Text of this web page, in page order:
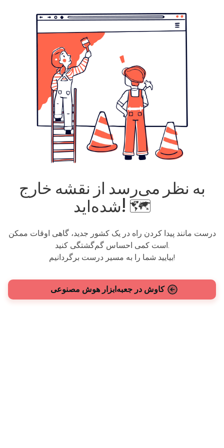
به نظر می‌رسد از نقشه خارج
شده‌اید! 🗺️
درست مانند پیدا کردن راه در یک کشور جدید، گاهی اوقات ممکن
است کمی احساس گم‌گشتگی کنید.
بیایید شما را به مسیر درست برگردانیم!
کاوش در جعبه‌ابزار هوش مصنوعی